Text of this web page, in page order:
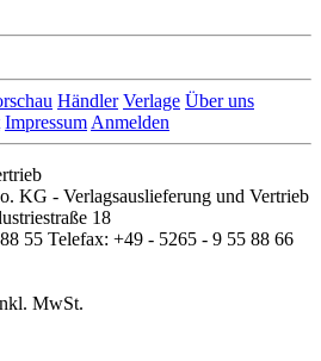
Händler Verlage Über uns
Impressum Anmelden
KG - Verlagsauslieferung und Vertrieb
18
55 Telefax: +49 - 5265 - 9 55 88 66
MwSt.